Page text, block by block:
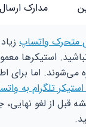
مدارک
متحرک واتساپ
استیکرها
می‌شوند. اما برای
استیکر تلگرام به
قبل از لغو